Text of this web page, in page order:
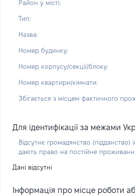
Район у місті:
Тип:
Назва:
Номер будинку:
Номер корпусу/секції/блоку:
Номер квартири/кімнати:
Збігається з місцем фактичного
Для ідентифікації за межами
Відсутнє громадянство
дають право на постійне
Дані відсутні
Інформація про місце роботи